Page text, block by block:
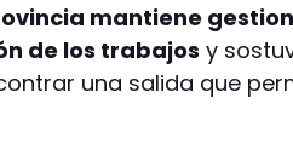
mantiene
de los trabajos y
una salida que